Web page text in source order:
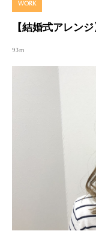
WORK
【結婚式アレン
93m